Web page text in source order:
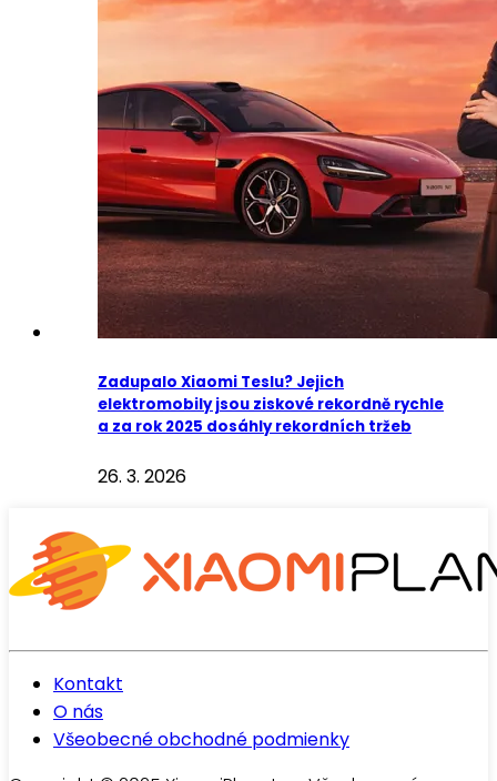
Zadupalo Xiaomi Teslu? Jejich
elektromobily jsou ziskové rekordně rychle
a za rok 2025 dosáhly rekordních tržeb
26. 3. 2026
Kontakt
O nás
Všeobecné obchodné podmienky